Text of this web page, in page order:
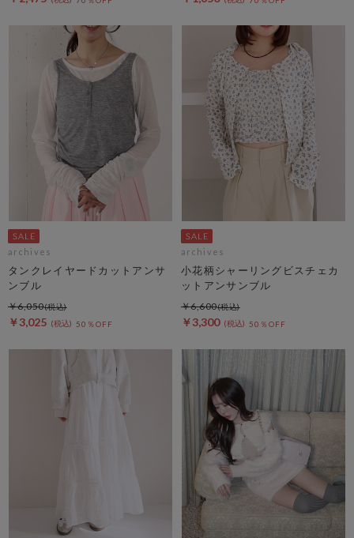
archives
タンクレイヤードカットアンサ
ンブル
￥3,025 50％OFF
￥6,050
archives
小花柄シャーリングビスチェカ
ットアンサンブル
￥3,300 50％OFF
￥6,600